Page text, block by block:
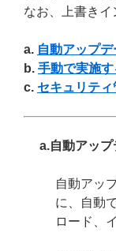
なお、上書き
a. 自動アップ
b. 手動で実施す
c. セキュリテ
a.自動アッ
自動アッ
に、自動
ロード、